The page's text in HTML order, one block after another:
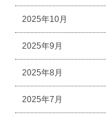
2025年10月
2025年9月
2025年8月
2025年7月